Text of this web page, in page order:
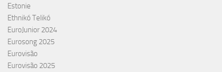
Estonie
Ethnikó Telikó
EuroJunior 2024
Eurosong 2025
Eurovisão
Eurovisão 2025